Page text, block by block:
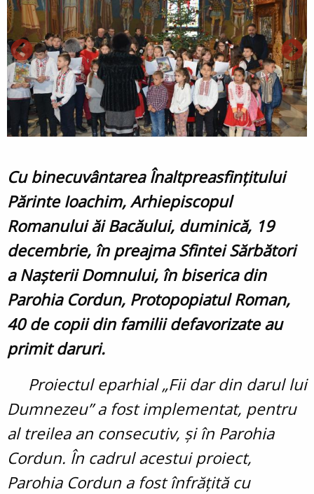
Cu binecuvântarea Înaltpreasfințitului
Părinte Ioachim, Arhiepiscopul
Romanului ăi Bacăului, duminică, 19
decembrie, în preajma Sfintei Sărbători
a Naşterii Domnului, în biserica din
Parohia Cordun, Protopopiatul Roman,
40 de copii din familii defavorizate au
primit daruri.
Proiectul eparhial „Fii dar din darul lui
Dumnezeu” a fost implementat, pentru
al treilea an consecutiv, și în Parohia
Cordun. În cadrul acestui proiect,
Parohia Cordun a fost înfrățită cu